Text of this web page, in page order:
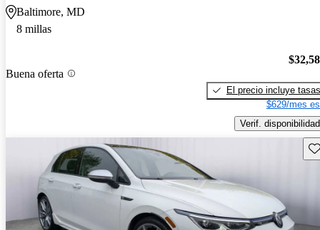
Baltimore, MD
8 millas
Buena oferta
El precio incluye tasas
$629/mes
Verif. disponibilidad